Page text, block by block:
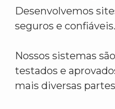
Desenvolvemos
seguros e confiáveis.
Nossos sistemas
testados e
mais diversas